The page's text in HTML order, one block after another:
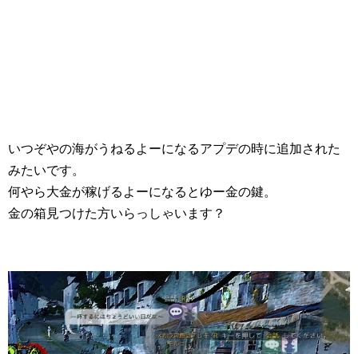
いつぞやの海がうねるよーになるアプデの時に追加された
みたいです。
何やら大金が稼げるよーになるとゆー金の鍵。
金の箱見つけた方いらっしゃいます？